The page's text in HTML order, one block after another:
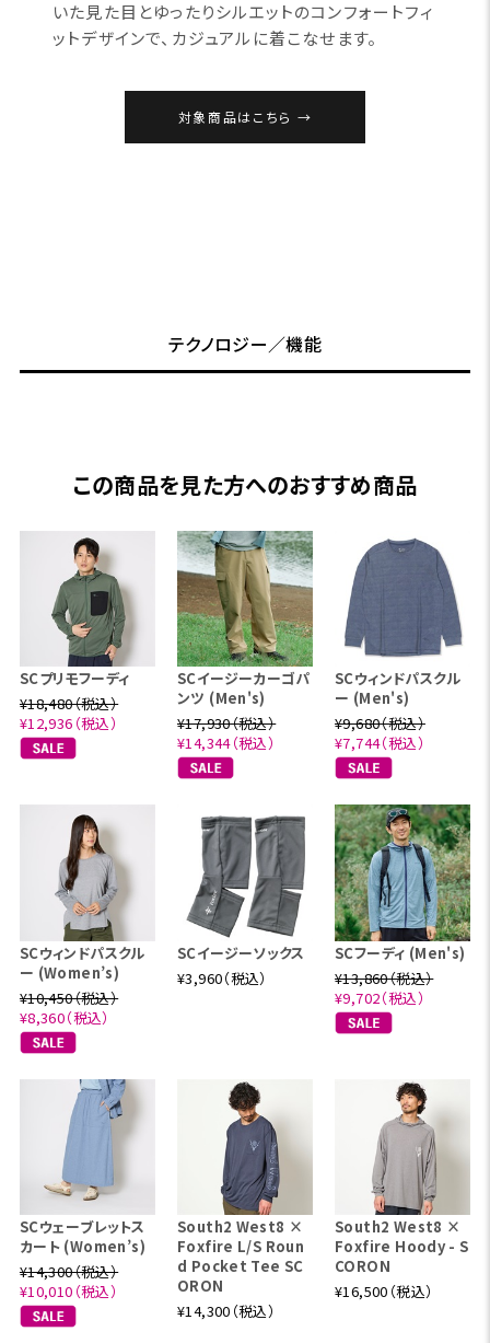
いた見た目とゆったりシルエットのコンフォートフィ
ットデザインで、カジュアルに着こなせます。
対象商品はこちら
テクノロジー／機能
この商品を見た方へのおすすめ商品
SCプリモフーディ
¥18,480（税込）
¥12,936（税込）
SCイージーカーゴパ
ンツ (Men's)
¥17,930（税込）
¥14,344（税込）
SCウィンドパスクル
ー (Men's)
¥9,680（税込）
¥7,744（税込）
SCウィンドパスクル
ー (Women’s)
¥10,450（税込）
¥8,360（税込）
SCイージーソックス
¥3,960（税込）
SCフーディ (Men's)
¥13,860（税込）
¥9,702（税込）
SCウェーブレットス
カート (Women’s)
¥14,300（税込）
¥10,010（税込）
South2 West8 ×
Foxfire L/S Roun
d Pocket Tee SC
ORON
¥14,300（税込）
South2 West8 ×
Foxfire Hoody - S
CORON
¥16,500（税込）